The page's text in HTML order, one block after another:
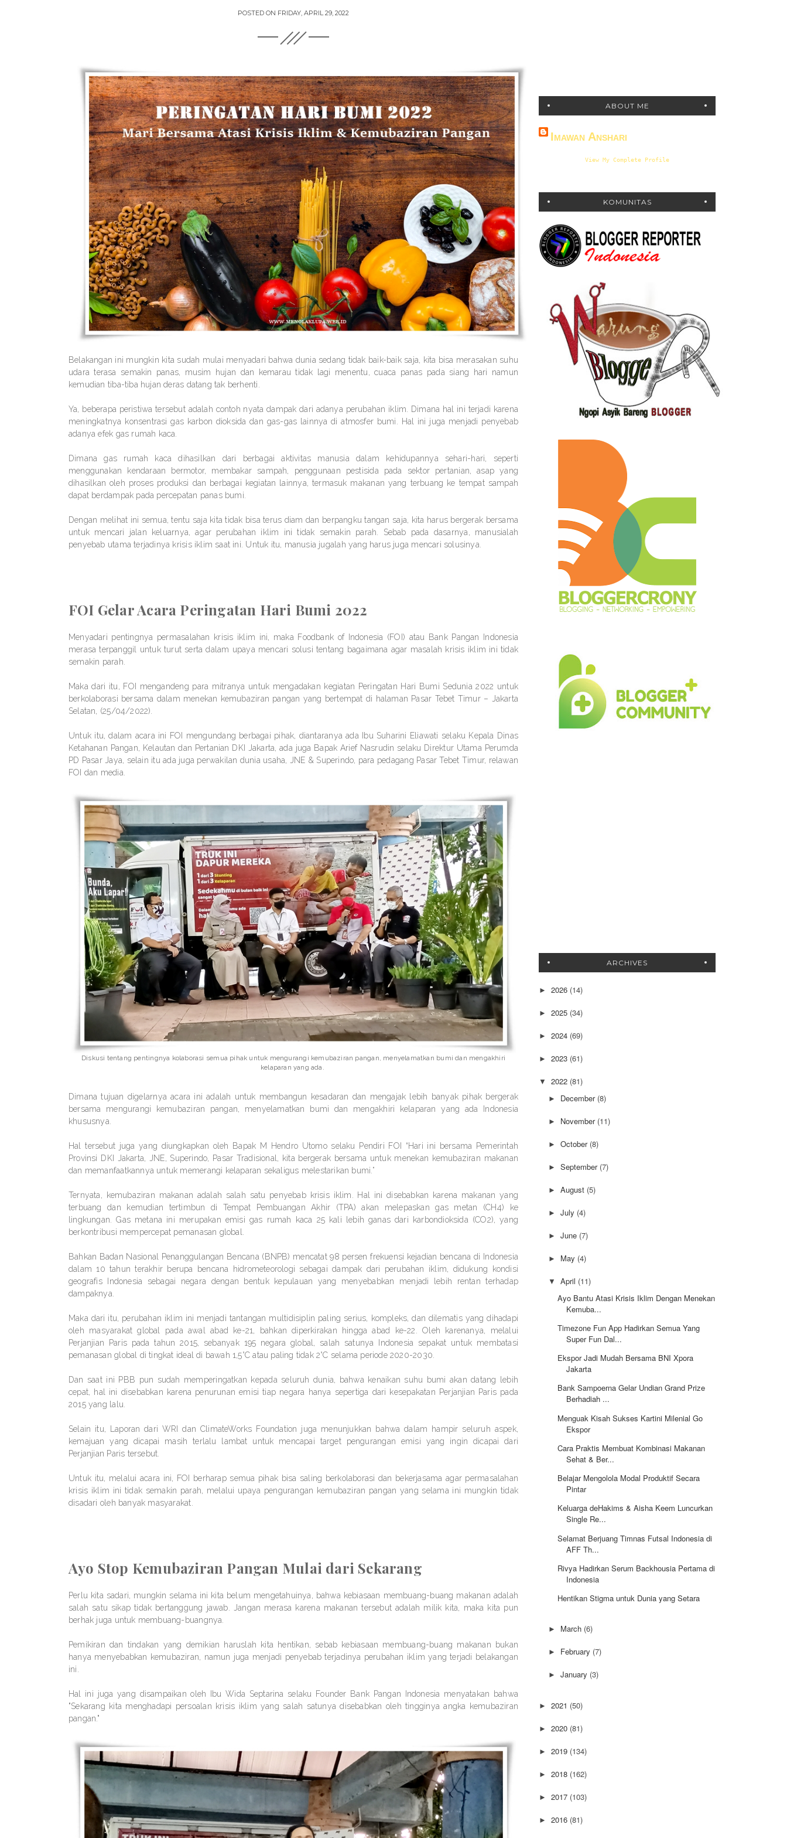
POSTED ON FRIDAY, APRIL 29, 2022
Belakangan ini mungkin kita sudah mulai menyadari bahwa dunia sedang tidak baik-baik saja, kita bisa merasakan suhu
udara terasa semakin panas, musim hujan dan kemarau tidak lagi menentu, cuaca panas pada siang hari namun
kemudian tiba-tiba hujan deras datang tak berhenti.
Ya, beberapa peristiwa tersebut adalah contoh nyata dampak dari adanya perubahan iklim. Dimana hal ini terjadi karena
meningkatnya konsentrasi gas karbon dioksida dan gas-gas lainnya di atmosfer bumi. Hal ini juga menjadi penyebab
adanya efek gas rumah kaca.
Dimana gas rumah kaca dihasilkan dari berbagai aktivitas manusia dalam kehidupannya sehari-hari, seperti
menggunakan kendaraan bermotor, membakar sampah, penggunaan pestisida pada sektor pertanian, asap yang
dihasilkan oleh proses produksi dan berbagai kegiatan lainnya, termasuk makanan yang terbuang ke tempat sampah
dapat berdampak pada percepatan panas bumi.
Dengan melihat ini semua, tentu saja kita tidak bisa terus diam dan berpangku tangan saja, kita harus bergerak bersama
untuk mencari jalan keluarnya, agar perubahan iklim ini tidak semakin parah. Sebab pada dasarnya, manusialah
penyebab utama terjadinya krisis iklim saat ini. Untuk itu, manusia jugalah yang harus juga mencari solusinya.
FOI Gelar Acara Peringatan Hari Bumi 2022
Menyadari pentingnya permasalahan krisis iklim ini, maka Foodbank of Indonesia (FOI) atau Bank Pangan Indonesia
merasa terpanggil untuk turut serta dalam upaya mencari solusi tentang bagaimana agar masalah krisis iklim ini tidak
semakin parah.
Maka dari itu, FOI mengandeng para mitranya untuk mengadakan kegiatan Peringatan Hari Bumi Sedunia 2022 untuk
berkolaborasi bersama dalam menekan kemubaziran pangan yang bertempat di halaman Pasar Tebet Timur – Jakarta
Selatan, (25/04/2022).
Untuk itu, dalam acara ini FOI mengundang berbagai pihak, diantaranya ada Ibu Suharini Eliawati selaku Kepala Dinas
Ketahanan Pangan, Kelautan dan Pertanian DKI Jakarta, ada juga Bapak Arief Nasrudin selaku Direktur Utama Perumda
PD Pasar Jaya, selain itu ada juga perwakilan dunia usaha, JNE & Superindo, para pedagang Pasar Tebet Timur, relawan
FOI dan media.
Diskusi tentang pentingnya kolaborasi semua pihak untuk mengurangi kemubaziran pangan, menyelamatkan bumi dan mengakhiri
kelaparan yang ada.
Dimana tujuan digelarnya acara ini adalah untuk membangun kesadaran dan mengajak lebih banyak pihak bergerak
bersama mengurangi kemubaziran pangan, menyelamatkan bumi dan mengakhiri kelaparan yang ada Indonesia
khususnya.
Hal tersebut juga yang diungkapkan oleh Bapak M Hendro Utomo selaku Pendiri FOI “Hari ini bersama Pemerintah
Provinsi DKI Jakarta, JNE, Superindo, Pasar Tradisional, kita bergerak bersama untuk menekan kemubaziran makanan
dan memanfaatkannya untuk memerangi kelaparan sekaligus melestarikan bumi.”
Ternyata, kemubaziran makanan adalah salah satu penyebab krisis iklim. Hal ini disebabkan karena makanan yang
terbuang dan kemudian tertimbun di Tempat Pembuangan Akhir (TPA) akan melepaskan gas metan (CH4) ke
lingkungan. Gas metana ini merupakan emisi gas rumah kaca 25 kali lebih ganas dari karbondioksida (CO2), yang
berkontribusi mempercepat pemanasan global.
Bahkan Badan Nasional Penanggulangan Bencana (BNPB) mencatat 98 persen frekuensi kejadian bencana di Indonesia
dalam 10 tahun terakhir berupa bencana hidrometeorologi sebagai dampak dari perubahan iklim, didukung kondisi
geografis Indonesia sebagai negara dengan bentuk kepulauan yang menyebabkan menjadi lebih rentan terhadap
dampaknya.
Maka dari itu, perubahan iklim ini menjadi tantangan multidisiplin paling serius, kompleks, dan dilematis yang dihadapi
oleh masyarakat global pada awal abad ke-21, bahkan diperkirakan hingga abad ke-22. Oleh karenanya, melalui
Perjanjian Paris pada tahun 2015, sebanyak 195 negara global, salah satunya Indonesia sepakat untuk membatasi
pemanasan global di tingkat ideal di bawah 1,5°C atau paling tidak 2°C selama periode 2020-2030.
Dan saat ini PBB pun sudah memperingatkan kepada seluruh dunia, bahwa kenaikan suhu bumi akan datang lebih
cepat, hal ini disebabkan karena penurunan emisi tiap negara hanya sepertiga dari kesepakatan Perjanjian Paris pada
2015 yang lalu.
Selain itu, Laporan dari WRI dan ClimateWorks Foundation juga menunjukkan bahwa dalam hampir seluruh aspek,
kemajuan yang dicapai masih terlalu lambat untuk mencapai target pengurangan emisi yang ingin dicapai dari
Perjanjian Paris tersebut.
Untuk itu, melalui acara ini, FOI berharap semua pihak bisa saling berkolaborasi dan bekerjasama agar permasalahan
krisis iklim ini tidak semakin parah, melalui upaya pengurangan kemubaziran pangan yang selama ini mungkin tidak
disadari oleh banyak masyarakat.
Ayo Stop Kemubaziran Pangan Mulai dari Sekarang
Perlu kita sadari, mungkin selama ini kita belum mengetahuinya, bahwa kebiasaan membuang-buang makanan adalah
salah satu sikap tidak bertanggung jawab. Jangan merasa karena makanan tersebut adalah milik kita, maka kita pun
berhak juga untuk membuang-buangnya.
Pemikiran dan tindakan yang demikian haruslah kita hentikan, sebab kebiasaan membuang-buang makanan bukan
hanya menyebabkan kemubaziran, namun juga menjadi penyebab terjadinya perubahan iklim yang terjadi belakangan
ini.
Hal ini juga yang disampaikan oleh Ibu Wida Septarina selaku Founder Bank Pangan Indonesia menyatakan bahwa
"Sekarang kita menghadapi persoalan krisis iklim yang salah satunya disebabkan oleh tingginya angka kemubaziran
pangan."
ABOUT ME
Imawan Anshari
View My Complete Profile
KOMUNITAS
ARCHIVES
► 2026 (14)
► 2025 (34)
► 2024 (69)
► 2023 (61)
▼ 2022 (81)
► December (8)
► November (11)
► October (8)
► September (7)
► August (5)
► July (4)
► June (7)
► May (4)
▼ April (11)
Ayo Bantu Atasi Krisis Iklim Dengan Menekan
Kemuba...
Timezone Fun App Hadirkan Semua Yang
Super Fun Dal...
Ekspor Jadi Mudah Bersama BNI Xpora
Jakarta
Bank Sampoerna Gelar Undian Grand Prize
Berhadiah ...
Menguak Kisah Sukses Kartini Milenial Go
Ekspor
Cara Praktis Membuat Kombinasi Makanan
Sehat & Ber...
Belajar Mengolola Modal Produktif Secara
Pintar
Keluarga deHakims & Aisha Keem Luncurkan
Single Re...
Selamat Berjuang Timnas Futsal Indonesia di
AFF Th...
Rivya Hadirkan Serum Backhousia Pertama di
Indonesia
Hentikan Stigma untuk Dunia yang Setara
► March (6)
► February (7)
► January (3)
► 2021 (50)
► 2020 (81)
► 2019 (134)
► 2018 (162)
► 2017 (103)
► 2016 (81)